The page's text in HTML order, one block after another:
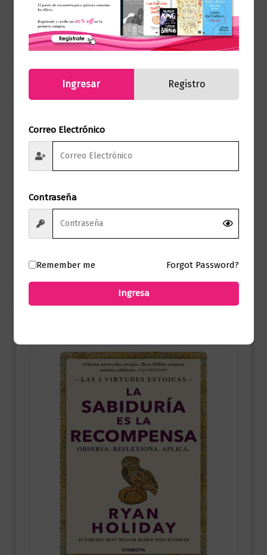
Ciencia y Conocimiento
Ingresar Registro
Correo Electrónico
Contraseña
Remember me Forgot Password?
Ingresa